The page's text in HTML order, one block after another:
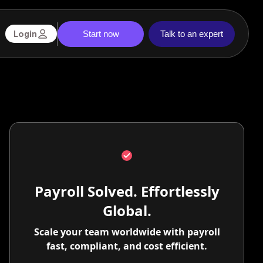
Login Start now Talk to an expert
Payroll Solved. Effortlessly
Global.
Scale your team worldwide with payroll
fast, compliant, and cost efficient.